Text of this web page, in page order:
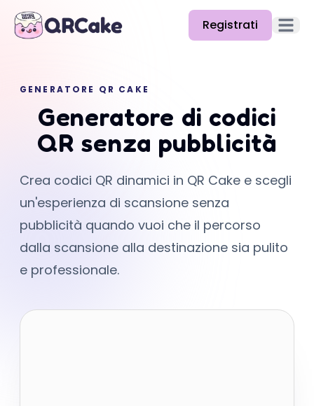
Registrati Apri il
Prezzi
Blog
Aiuto
API
GENERATORE QR CAKE
Generatore di codici
QR senza pubblicità
Crea codici QR dinamici in QR Cake e scegli
un'esperienza di scansione senza
pubblicità quando vuoi che il percorso
dalla scansione alla destinazione sia pulito
e professionale.